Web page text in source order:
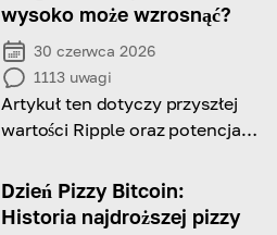
inflacją i stawiając na
długoterminowy wzrost
wartości.
wysoko może wzrosnąć?
30 czerwca 2026
1113 uwagi
Artykuł ten dotyczy przyszłej
wartości Ripple oraz potencjału
aby poznać prognozy
ekspertów!
Dzień Pizzy Bitcoin:
Historia najdroższej pizzy